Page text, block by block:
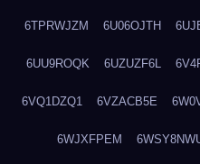
6TPRWJZM 6U06OJTH
6UU9ROQK 6UZUZF6L
6VQ1DZQ1 6VZACB5E
6WJXFPEM